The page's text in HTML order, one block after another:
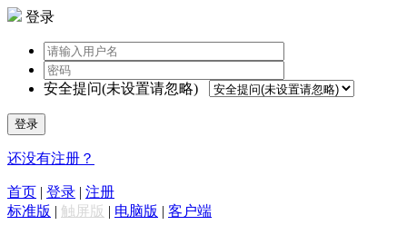
登录
安全提问(未设置请忽略)
登录
还没有注册？
首页 | 登录 | 注册
标准版 | 触屏版 | 电脑版 | 客户端